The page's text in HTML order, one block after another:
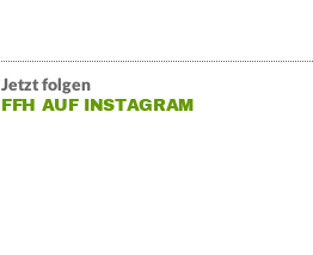
Jetzt folgen
FFH AUF INSTAGRAM